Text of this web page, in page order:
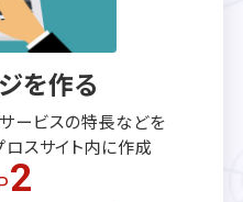
を作る
ービスの特長などを
ロスサイト内に作成
2